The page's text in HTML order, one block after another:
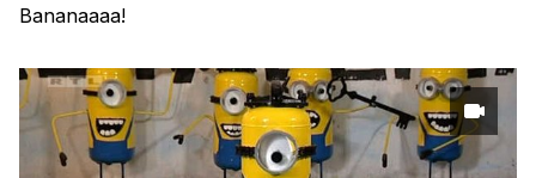
Bananaaaa!